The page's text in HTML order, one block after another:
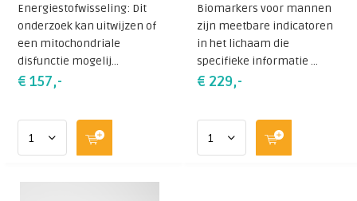
Energiestofwisseling: Dit
onderzoek kan uitwijzen of
een mitochondriale
disfunctie mogelij...
€ 157,-
Biomarkers voor mannen
zijn meetbare indicatoren
in het lichaam die
specifieke informatie ...
€ 229,-